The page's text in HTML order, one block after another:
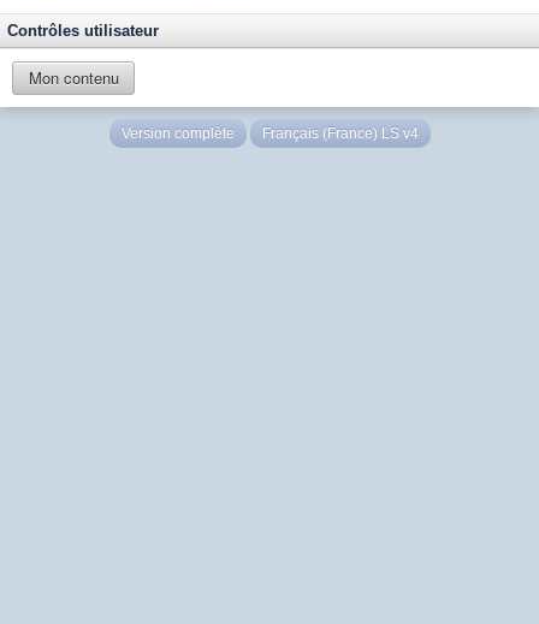
Contrôles utilisateur
Mon contenu
Version complète Français (France) LS v4